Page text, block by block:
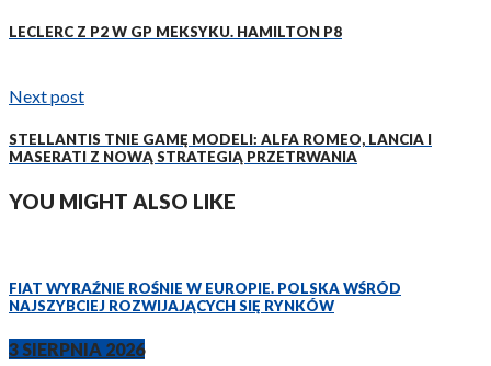
LECLERC Z P2 W GP MEKSYKU. HAMILTON P8
Next post
STELLANTIS TNIE GAMĘ MODELI: ALFA ROMEO, LANCIA I
MASERATI Z NOWĄ STRATEGIĄ PRZETRWANIA
YOU MIGHT ALSO LIKE
FIAT WYRAŹNIE ROŚNIE W EUROPIE. POLSKA WŚRÓD
NAJSZYBCIEJ ROZWIJAJĄCYCH SIĘ RYNKÓW
3 SIERPNIA 2026